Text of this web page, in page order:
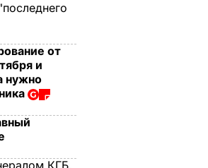
от
и
нужно
КГБ,